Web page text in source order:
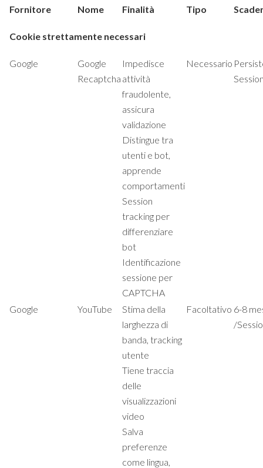
Fornitore Nome Finalità Tipo
Cookie strettamente necessari
Google
Google
Recaptcha
Impedisce
attività
fraudolente,
assicura
validazione
Distingue tra
utenti e bot,
apprende
comportamenti
Session
tracking per
differenziare
bot
Identificazione
sessione per
CAPTCHA
Necessario
Google YouTube
Stima della
larghezza di
banda, tracking
utente
Tiene traccia
delle
visualizzazioni
video
Salva
preferenze
come lingua,
Facoltativo 6-8
/